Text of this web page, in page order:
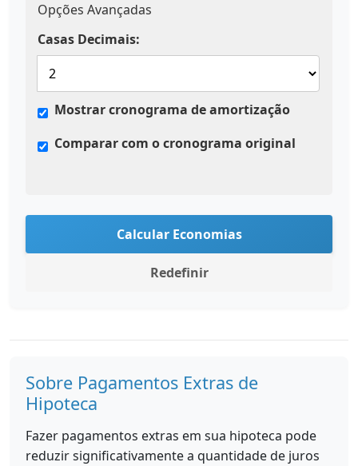
Opções Avançadas
Casas Decimais:
Mostrar cronograma de amortização
Comparar com o cronograma original
Calcular Economias
Redefinir
Sobre Pagamentos Extras de
Hipoteca
Fazer pagamentos extras em sua hipoteca pode
reduzir significativamente a quantidade de juros